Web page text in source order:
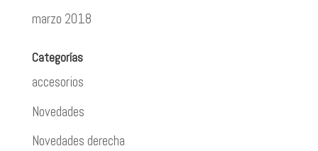
marzo 2018
Categorías
accesorios
Novedades
Novedades derecha